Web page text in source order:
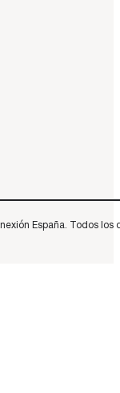
España. Todos los